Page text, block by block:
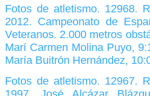
Fotos de atletismo. 12968.
2012. Campeonato de
Veteranos. 2.000 metros
Marí Carmen Molina Puyo,
María Buitrón Hernández,
Fotos de atletismo. 12967.